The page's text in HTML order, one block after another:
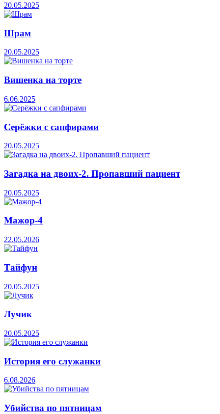
20.05.2025
Шрам
20.05.2025
Вишенка на торте
6.06.2025
Серёжки с сапфирами
20.05.2025
Загадка на двоих-2. Пропавший пациент
20.05.2025
Мажор-4
22.05.2026
Тайфун
20.05.2025
Лучик
20.05.2025
История его служанки
6.08.2026
Убийства по пятницам